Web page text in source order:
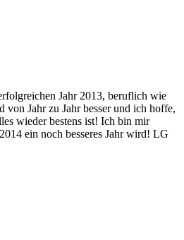
Jahr 2013, beruflich wie
Jahr zu Jahr besser und ich hoffe,
wieder bestens ist! Ich bin mir
ein noch besseres Jahr wird! LG